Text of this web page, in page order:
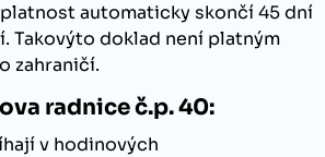
automaticky skončí 45 dní
Takovýto doklad není platným
zahraničí.
radnice č.p. 40:
v hodinových